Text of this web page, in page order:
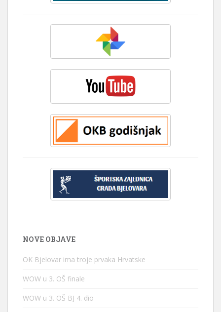
NOVE OBJAVE
OK Bjelovar ima troje prvaka Hrvatske
WOW u 3. OŠ finale
WOW u 3. OŠ BJ 4. dio